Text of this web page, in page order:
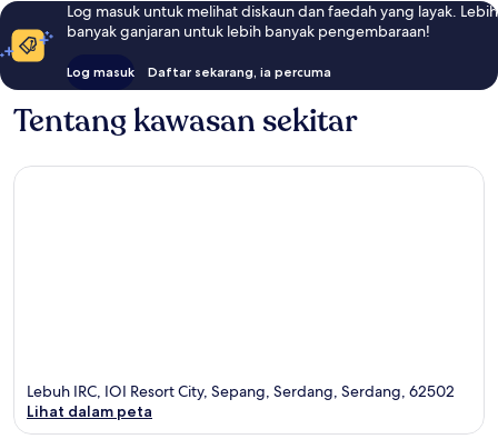
Log masuk untuk melihat diskaun dan faedah yang layak. Lebih
banyak ganjaran untuk lebih banyak pengembaraan!
Log masuk Daftar sekarang, ia percuma
Tentang kawasan sekitar
Lebuh IRC, IOI Resort City, Sepang, Serdang, Serdang, 62502
Lihat dalam peta